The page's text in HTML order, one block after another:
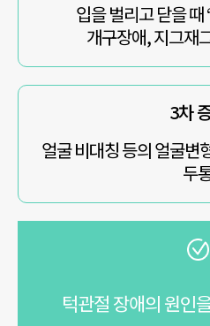
입을 벌리고 닫을 때
개구장애, 지그재
3차
얼굴 비대칭 등의 얼굴변
두
턱관절 장애의 원인